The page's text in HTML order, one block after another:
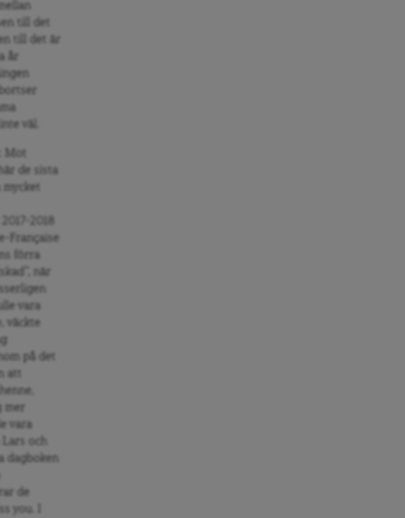
till det
till det är
år
väl.
. Mot
de sista
2018
Française
förra
när
vara
väckte
på det
att
mer
vara
och
dagboken
de
you. I